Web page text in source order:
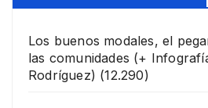
Los buenos modales, el
las comunidades (+
Rodríguez) (12.290)